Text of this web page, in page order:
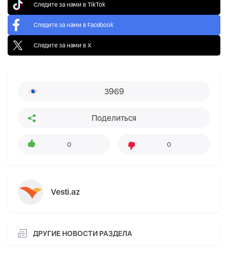
Следите за нами в TikTok
Следите за нами в Facebook
Следите за нами в X
3969
Поделиться
0 0
Vesti.az
ДРУГИЕ НОВОСТИ РАЗДЕЛА